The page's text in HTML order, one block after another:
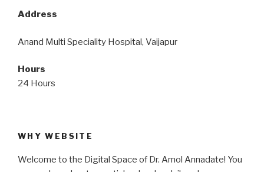
Address
Anand Multi Speciality Hospital, Vaijapur
Hours
24 Hours
WHY WEBSITE
Welcome to the Digital Space of Dr. Amol Annadate! You